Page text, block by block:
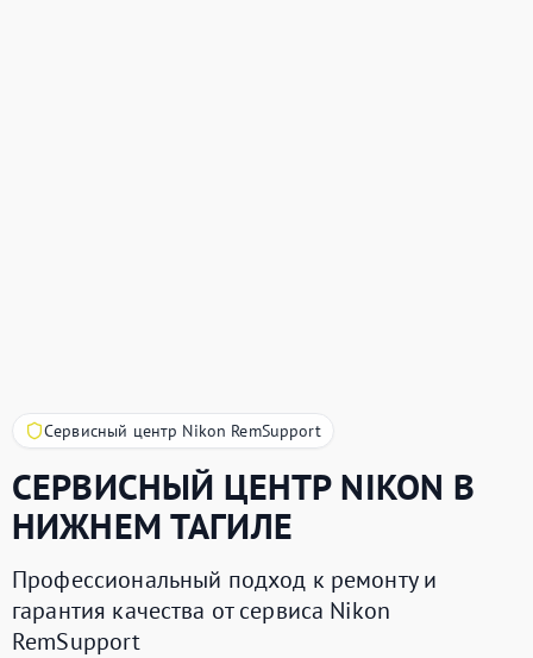
Сервисный центр Nikon RemSupport
СЕРВИСНЫЙ ЦЕНТР NIKON В
НИЖНЕМ ТАГИЛЕ
Профессиональный подход к ремонту и
гарантия качества от сервиса Nikon
RemSupport